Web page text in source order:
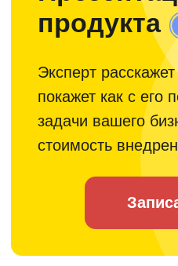
Согласие на обработку персональных
Политика конфиденциальности